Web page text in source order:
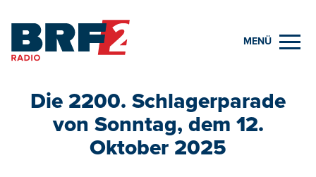
MENÜ
Die 2200. Schlagerparade
von Sonntag, dem 12.
Oktober 2025